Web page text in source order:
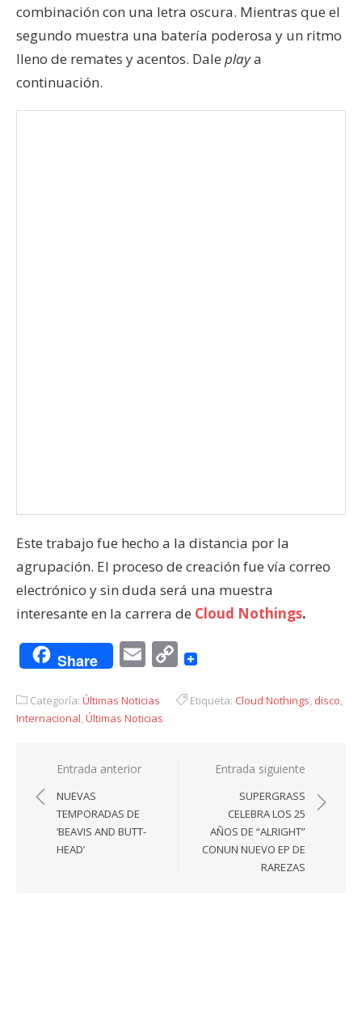
combinación con una letra oscura. Mientras que el
segundo muestra una batería poderosa y un ritmo
lleno de remates y acentos. Dale playa
continuación.
Este trabajo fue hecho a la distancia por la
agrupación. El proceso de creación fue vía correo
electrónico y sin duda será una muestra
interesante en la carrera de Cloud Nothings.
Share EmailCopy
Categoría: Últimas Noticias Etiqueta: Cloud Nothings, disco,
Internacional,Últimas Noticias
Navegación
de
entradas
Entrada anterior
NUEVAS
TEMPORADAS DE
‘BEAVIS AND BUTT-
HEAD’
Entrada siguiente
SUPERGRASS
CELEBRA LOS 25
AÑOS DE “ALRIGHT”
CONUN NUEVO EP DE
RAREZAS